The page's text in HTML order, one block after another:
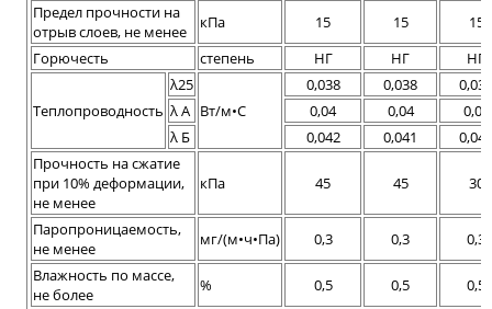
Предел прочности на
отрыв слоев, не менее
кПа 15 15
15
Горючесть
степень НГ НГ НГ
Теплопроводность
λ25
Вт/м•С
0,038 0,038
0,038
λ А
0,04 0,04
0,04
λ Б
0,042 0,041
0,041
Прочность на сжатие
при 10% деформации,
не менее
кПа 45 45 30
Паропроницаемость,
не менее
мг/(м•ч•Па) 0,3 0,3
0,3
Влажность по массе,
не более
% 0,5 0,5
0,5